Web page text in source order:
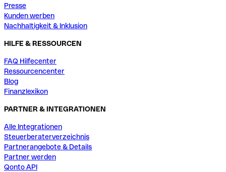
Presse
Kunden werben
Nachhaltigkeit & Inklusion
HILFE & RESSOURCEN
FAQ Hilfecenter
Ressourcencenter
Blog
Finanzlexikon
PARTNER & INTEGRATIONEN
Alle Integrationen
Steuerberaterverzeichnis
Partnerangebote & Details
Partner werden
Qonto API